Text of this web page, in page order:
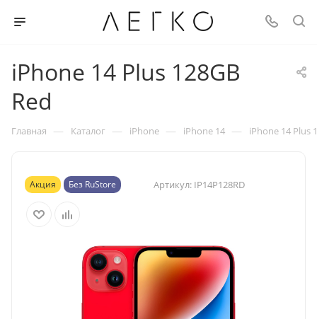
iPhone 14 Plus 128GB
Red
Главная — Каталог — iPhone — iPhone 14 — iPhone 14 Plus
Акция Без RuStore Артикул: IP14P128RD